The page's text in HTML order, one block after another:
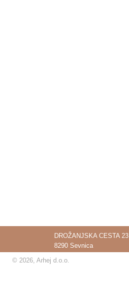
DROŽANJSKA CESTA 23
8290 Sevnica
© 2026, Arhej d.o.o.